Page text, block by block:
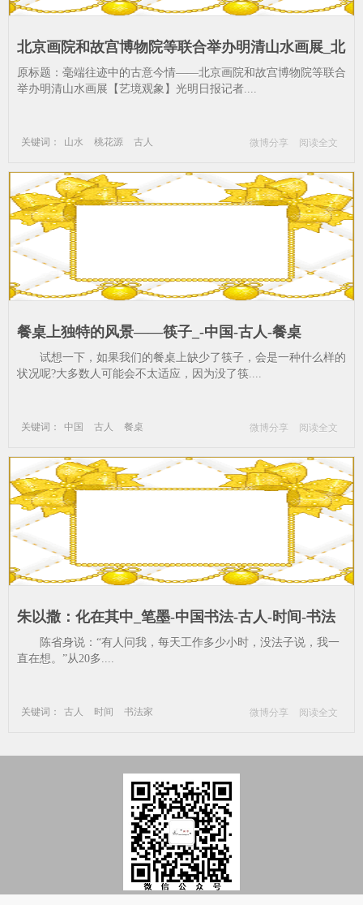
北京画院和故宫博物院等联合举办明清山水画展_北
京画院-中国山水画-山水-桃花源-古人
原标题：毫端往迹中的古意今情——北京画院和故宫博物院等联合
举办明清山水画展【艺境观象】光明日报记者....
关键词： 山水 桃花源
古人
微博分享 阅读全文
餐桌上独特的风景——筷子_-中国-古人-餐桌
试想一下，如果我们的餐桌上缺少了筷子，会是一种什么样的
状况呢?大多数人可能会不太适应，因为没了筷....
关键词： 中国 古人 餐桌 微博分享 阅读全文
朱以撒：化在其中_笔墨-中国书法-古人-时间-书法
陈省身说：“有人问我，每天工作多少小时，没法子说，我一
直在想。”从20多....
关键词： 古人 时间
书法家
微博分享 阅读全文